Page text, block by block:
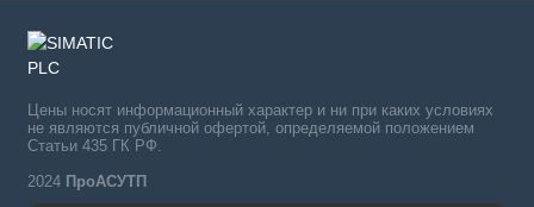
Цены носят информационный характер и ни при каких условиях
не являются публичной офертой, определяемой положением
Статьи 435 ГК РФ.
2024 ПроАСУТП